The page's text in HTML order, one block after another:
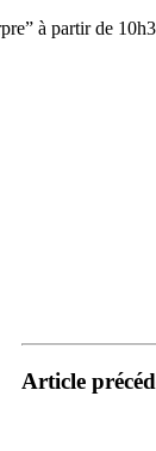
à partir de
Article